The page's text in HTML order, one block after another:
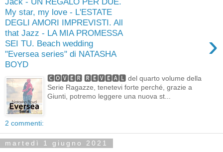
My star, my love - L'ESTATE
DEGLI AMORI IMPREVISTI. All
that Jazz - LA MIA PROMESSA
SEI TU. Beach wedding
"Eversea series" di NATASHA
BOYD
›
🅲🅾🆅🅴🆁 🆁🅴🆅🅴🅰🅻 del quarto volume della
Serie Ragazze, tenetevi forte perché, grazie a
Giunti, potremo leggere una nuova st...
2 commenti:
martedì 1 giugno 2021